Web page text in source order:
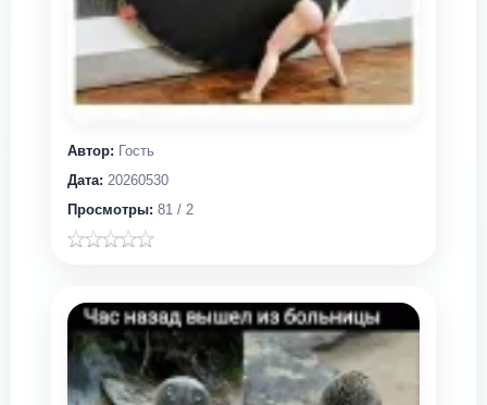
Автор: Гость
Дата: 20260530
Просмотры: 81 / 2